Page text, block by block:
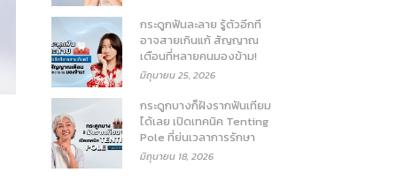
กระดูกฟันละลาย รู้ตัวอีกที
อาจสายเกินแก้ สัญญาณ
เตือนที่หลายคนมองข้าม!
มิถุนายน 25, 2026
กระดูกบางก็ฝังรากฟันเทียม
ได้เลย เปิดเทคนิค Tenting
Pole ที่ย่นเวลาการรักษา
มิถุนายน 18, 2026